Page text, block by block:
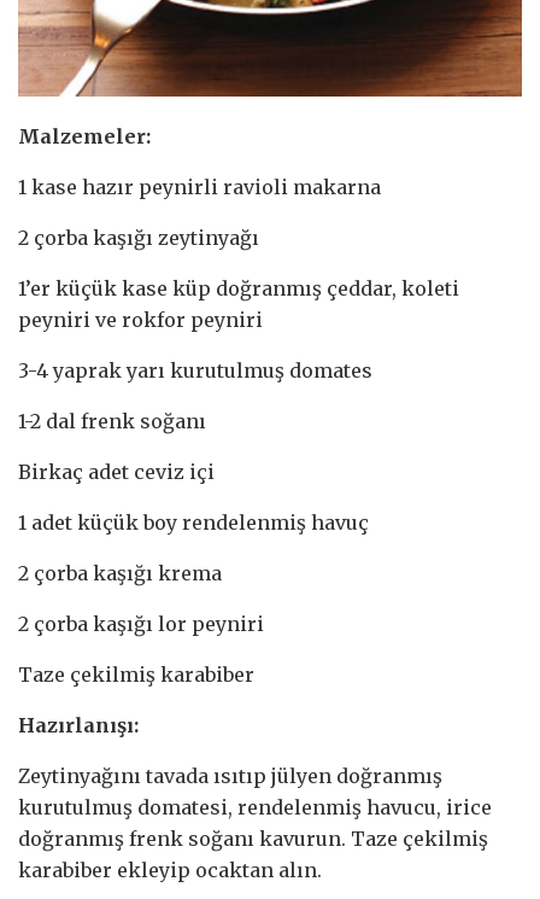
Malzemeler:
1 kase hazır peynirli ravioli makarna
2 çorba kaşığı zeytinyağı
1’er küçük kase küp doğranmış çeddar, koleti
peyniri ve rokfor peyniri
3-4 yaprak yarı kurutulmuş domates
1-2 dal frenk soğanı
Birkaç adet ceviz içi
1 adet küçük boy rendelenmiş havuç
2 çorba kaşığı krema
2 çorba kaşığı lor peyniri
Taze çekilmiş karabiber
Hazırlanışı:
Zeytinyağını tavada ısıtıp jülyen doğranmış
kurutulmuş domatesi, rendelenmiş havucu, irice
doğranmış frenk soğanı kavurun. Taze çekilmiş
karabiber ekleyip ocaktan alın.